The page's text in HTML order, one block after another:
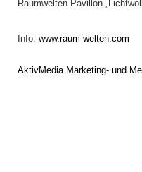
Raumwelten-Pavillon
Info: www.raum-welten.com
AktivMedia Marketing- und